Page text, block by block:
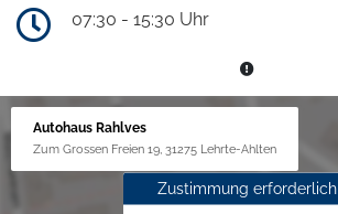
07:30 - 15:30 Uhr
Autohaus Rahlves
Zum Grossen Freien 19, 31275 Lehrte-Ahlten
Zustimmung erforderlich